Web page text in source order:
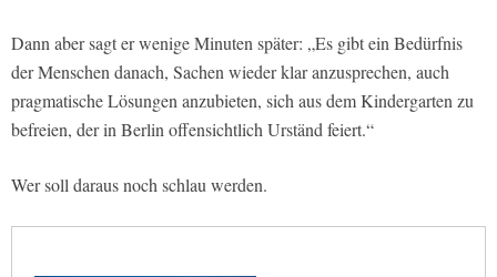
Dann aber sagt er wenige Minuten später: „Es gibt ein Bedürfnis
der Menschen danach, Sachen wieder klar anzusprechen, auch
pragmatische Lösungen anzubieten, sich aus dem Kindergarten zu
befreien, der in Berlin offensichtlich Urständ feiert.“
Wer soll daraus noch schlau werden.